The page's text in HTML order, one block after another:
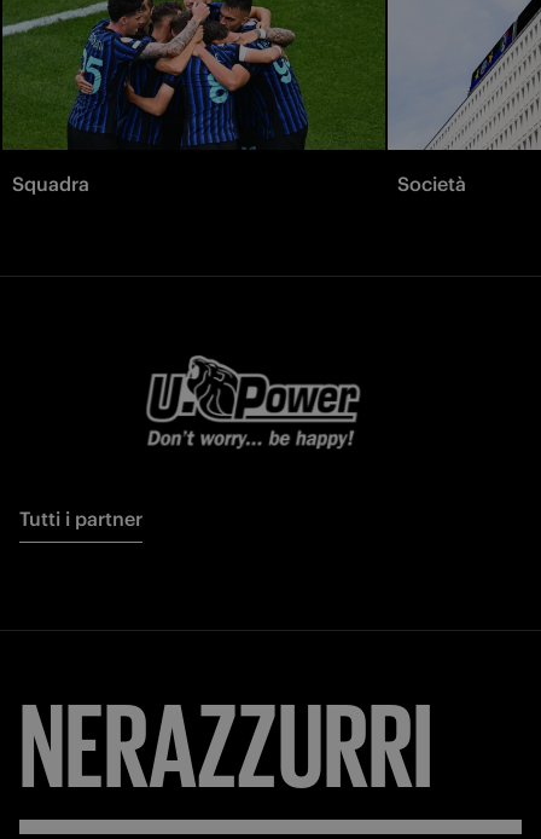
Squadra Società
Tutti i partner
NERAZZURRI